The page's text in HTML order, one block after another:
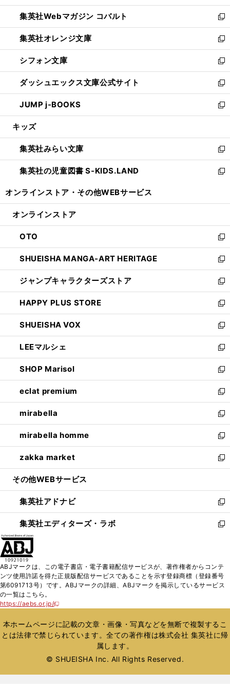
開
く
ウ
で
開
く
ン
ド
ウ
で
開
く
ウ
ィ
ン
ド
ウ
で
開
く
集英社Webマガジン コバルト
新
し
い
ウ
ィ
ン
ド
ウ
で
開
集英社オレンジ文庫
新
し
い
ウ
ィ
ン
ド
ウ
開
く
シフォン文庫
新
し
い
ウ
ィ
ン
ウ
で
開
く
ダッシュエックス文庫公式サイト
新
し
い
ウ
ン
ド
ウ
で
JUMP j-BOOKS
新
し
ウ
ィ
ン
ド
開
キッズ
集英社みらい文庫
新
し
い
ン
ウ
で
開
く
集英社の児童図書 S-KIDS.LAND
新
ウ
ン
ド
ウ
で
開
く
オンラインストア・ その他WEBサービス
オンラインストア
OTO
新
し
い
ウ
ィ
ン
ド
ウ
で
開
く
SHUEISHA MANGA-ART HERITAGE
新
し
い
ウ
ィ
ン
ド
ウ
で
開
く
ジャンプキャラクターズストア
新
し
い
ウ
ィ
ン
ド
ウ
で
開
く
HAPPY PLUS STORE
新
し
い
ウ
ィ
ン
ド
ウ
で
開
く
SHUEISHA VOX
新
し
い
ウ
ィ
ン
ド
ウ
で
開
く
LEEマルシェ
新
し
い
ウ
ィ
ン
ド
ウ
で
開
く
SHOP Marisol
新
し
い
ウ
ィ
ン
ド
ウ
で
開
eclat premium
新
し
い
ウ
ィ
ン
ド
ウ
開
く
mirabella
新
し
い
ウ
ィ
ン
ウ
で
開
く
mirabella homme
新
し
い
ウ
ン
ド
ウ
で
zakka market
新
し
ウ
ィ
ン
ド
く
その他WEBサービス
集英社アドナビ
新
し
い
ド
ウ
で
集英社エディターズ・ラボ
新
ィ
ン
ド
開
く
ABJマークは、この電子書店・電子書籍配信サービスが、著作権者からコンテ
ンツ使用許諾を得た正規版配信サービスであることを示す登録商標（登録番号
第6091713号）です。ABJマークの詳細、ABJマークを掲示しているサービス
の一覧はこちら。
https://aebs.or.jp/
新
い
ウ
ィ
ウ
本ホームページに記載の文章・画像・写真などを無断で複製するこ
とは法律で禁じられています。全ての著作権は株式会社 集英社に帰
属します。
© SHUEISHA Inc. All Rights Reserved.